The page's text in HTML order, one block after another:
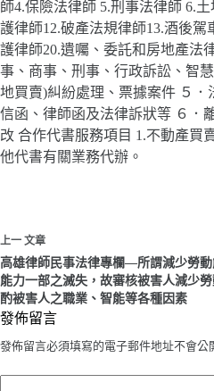
師4.保險法律師 5.刑事法律師 6.
護律師12.破產法規律師13.酒後駕
護律師20.遺囑、委託和房地產法
事、商事、刑事、行政訴訟、智
地買賣)糾紛處理、票據案件 ５
信函、律師函及法律訴狀等 ６．
改 合作代書服務項目 1.不動產買
他代書有關業務代辦。
上一 文章
高雄律師民事法律專欄—所謂減少勞
能力一部之滅失，故審核被害人減少
酌被害人之職業、智能等各種因素
發佈留言
發佈留言必須填寫的電子郵件地址不會公